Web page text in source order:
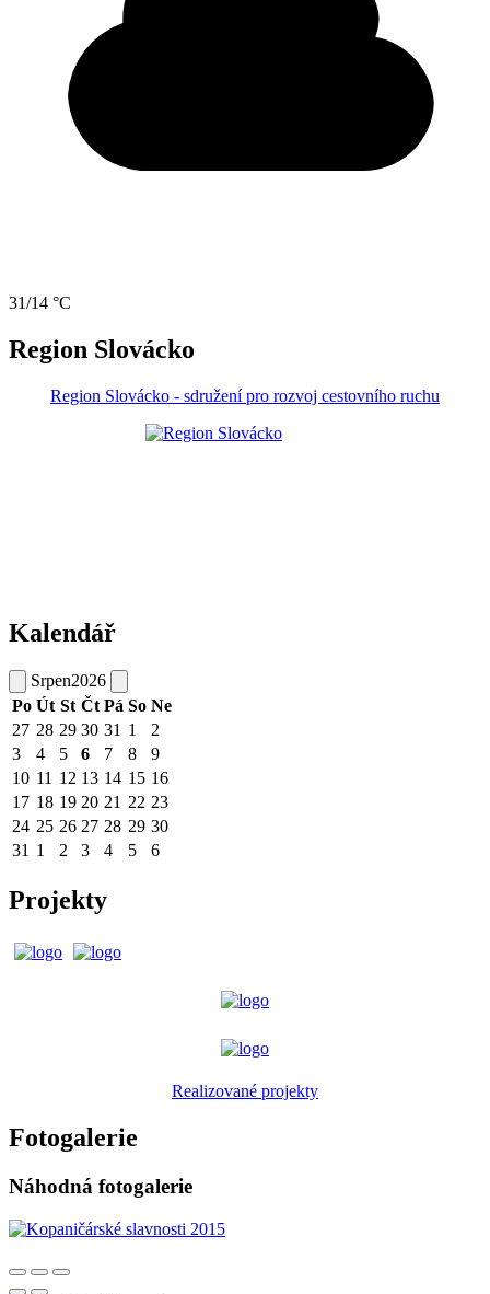
31/14 °C
Region Slovácko
Region Slovácko - sdružení pro rozvoj cestovního ruchu
Kalendář
Srpen2026
Po Út St Čt Pá So Ne
27 28 29 30 31 1
2
3
4 5 6 7 8
9
10 11 12 13 14 15 16
17 18 19 20 21 22 23
24 25 26 27 28 29 30
31 1 2 3 4 5 6
Projekty
Realizované projekty
Fotogalerie
Náhodná fotogalerie